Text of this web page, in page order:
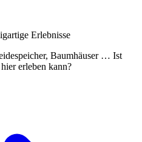
Erlebnisse
Baumhäuser … Ist
erleben kann?